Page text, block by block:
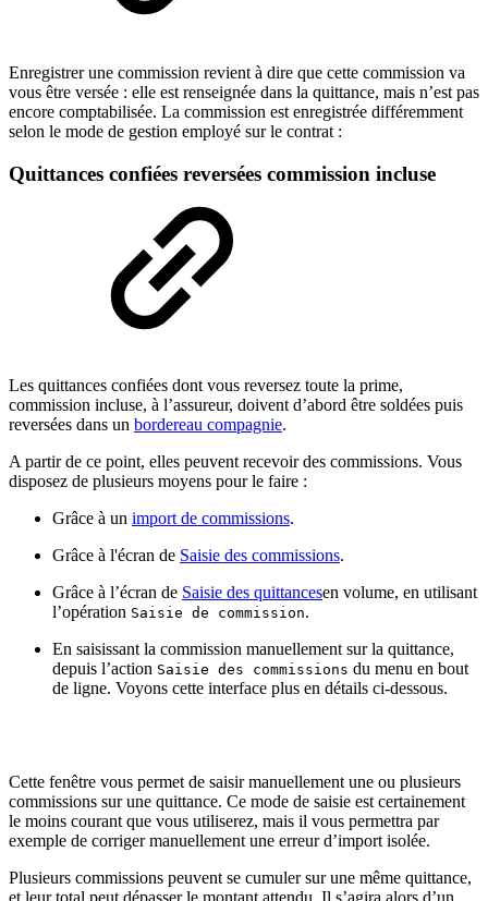
Enregistrer une commission revient à dire que cette commission va
vous être versée : elle est renseignée dans la quittance, mais n’est pas
encore comptabilisée. La commission est enregistrée différemment
selon le mode de gestion employé sur le contrat :
Quittances confiées reversées commission incluse
Les quittances confiées dont vous reversez toute la prime,
commission incluse, à l’assureur, doivent d’abord être soldées puis
reversées dans un bordereau compagnie.
A partir de ce point, elles peuvent recevoir des commissions. Vous
disposez de plusieurs moyens pour le faire :
Grâce à un import de commissions.
Grâce à l'écran de Saisie des commissions.
Grâce à l’écran de Saisie des quittancesen volume, en utilisant
l’opération Saisie de commission.
En saisissant la commission manuellement sur la quittance,
depuis l’action Saisie des commissions du menu en bout
de ligne. Voyons cette interface plus en détails ci-dessous.
Cette fenêtre vous permet de saisir manuellement une ou plusieurs
commissions sur une quittance. Ce mode de saisie est certainement
le moins courant que vous utiliserez, mais il vous permettra par
exemple de corriger manuellement une erreur d’import isolée.
Plusieurs commissions peuvent se cumuler sur une même quittance,
et leur total peut dépasser le montant attendu. Il s’agira alors d’un